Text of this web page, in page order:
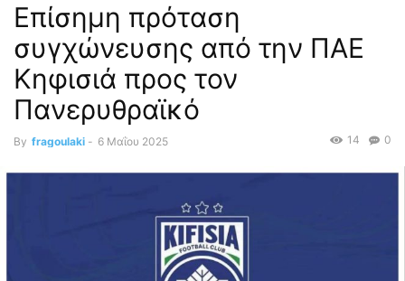
Επίσημη πρόταση
συγχώνευσης από την ΠΑΕ
Κηφισιά προς τον
Πανερυθραϊκό
By fragoulaki - 6 Μαΐου 2025 0
14